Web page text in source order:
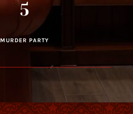
5
MURDER PARTY